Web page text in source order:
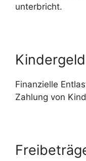
unterbricht.
Kindergeld
Finanzielle
Zahlung von